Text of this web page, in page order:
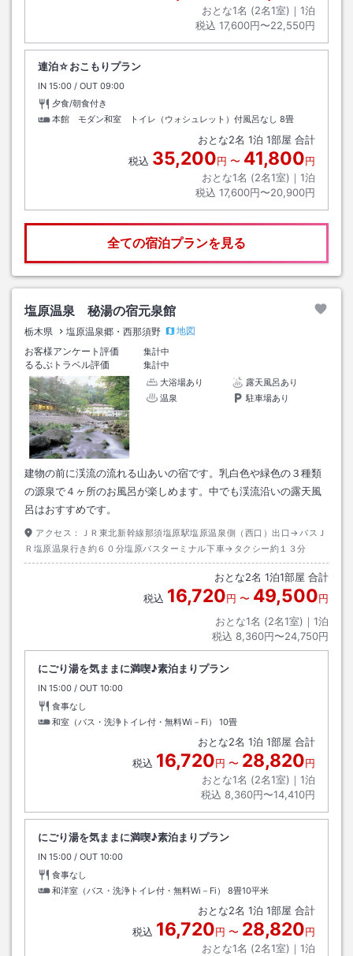
おとな1名 (2名1室)｜ 1泊
税込 17,600円〜22,550円
連泊☆おこもりプラン
IN チェックイン
15:00 / OUT チェックアウト
09:00
夕食/朝食付き
本館 モダン和室 トイレ（ウォシュレット）付風呂なし 8畳
おとな2名 1泊 1部屋 合計
税込 35,200円 〜 41,800円
おとな1名 (2名1室)｜ 1泊
税込 17,600円〜20,900円
全ての宿泊プランを見る
塩原温泉 秘湯の宿元泉館
栃木県 塩原温泉郷・西那須野
地図
お客様アンケート評価
集計中
るるぶトラベル評価
集計中
大浴場あり
露天風呂あり
温泉
駐車場あり
建物の前に渓流の流れる山あいの宿です。乳白色や緑色の３種類
の源泉で４ヶ所のお風呂が楽しめます。中でも渓流沿いの露天風
呂はおすすめです。
アクセス：
ＪＲ東北新幹線那須塩原駅塩原温泉側（西口）出口→バスＪ
Ｒ塩原温泉行き約６０分塩原バスターミナル下車→タクシー約１３分
おとな2名 1泊1部屋 合計
税込 16,720円 〜 49,500円
おとな1名 (2名1室)｜ 1泊
税込 8,360円〜24,750円
にごり湯を気ままに満喫♪素泊まりプラン
IN チェックイン
15:00 / OUT チェックアウト
10:00
食事なし
和室（バス・洗浄トイレ付・無料Wi－Fi）
10畳
おとな2名 1泊 1部屋 合計
税込 16,720円 〜 28,820円
おとな1名 (2名1室)｜ 1泊
税込 8,360円〜14,410円
にごり湯を気ままに満喫♪素泊まりプラン
IN チェックイン
15:00 / OUT チェックアウト
10:00
食事なし
和洋室（バス・洗浄トイレ付・無料Wi－Fi）
8畳10平米
おとな2名 1泊 1部屋 合計
税込 16,720円 〜 28,820円
おとな1名 (2名1室)｜ 1泊